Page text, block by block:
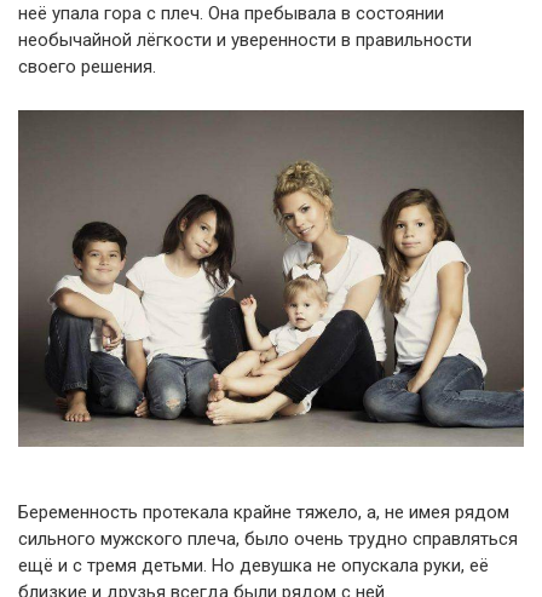
неё упала гора с плеч. Она пребывала в состоянии
необычайной лёгкости и уверенности в правильности
своего решения.
Беременность протекала крайне тяжело, а, не имея рядом
сильного мужского плеча, было очень трудно справляться
ещё и с тремя детьми. Но девушка не опускала руки, её